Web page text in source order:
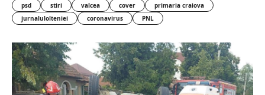
psd
stiri valcea cover
primaria craiova
jurnalulolteniei
coronavirus PNL